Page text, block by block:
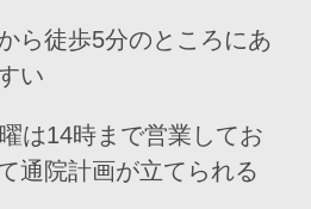
ら徒歩5分のところにあ
い
は14時まで営業してお
通院計画が立てられる